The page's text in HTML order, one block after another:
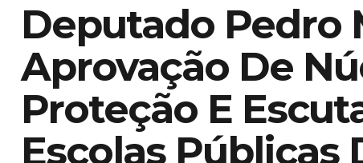
Deputado Pedro
Aprovação De
Proteção E
Escolas Públicas